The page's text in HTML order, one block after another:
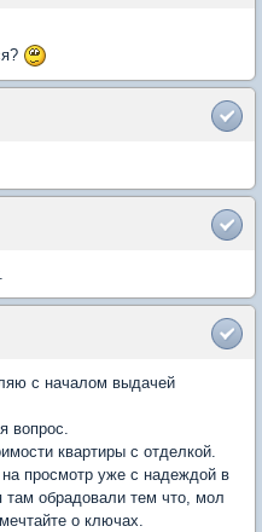
с началом выдачей
вопрос.
квартиры с отделкой.
просмотр уже с надеждой в
там обрадовали тем что, мол
о ключах.